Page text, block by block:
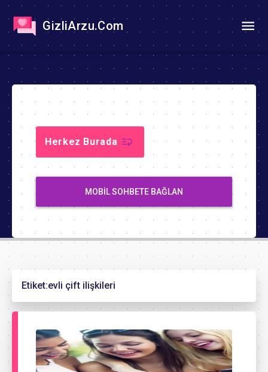
GizliArzu.Com
Herkez Burada
MOBIL SOHBETE BAĞLAN
Etiket:evli çift ilişkileri